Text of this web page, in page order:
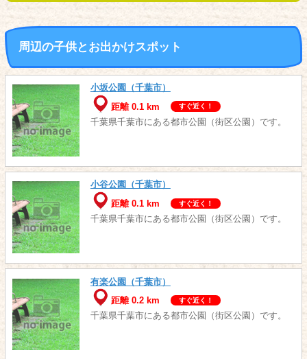
周辺の子供とお出かけスポット
小坂公園（千葉市）
距離 0.1 km
すぐ近く！
千葉県千葉市にある都市公園（街区公園）です。
小谷公園（千葉市）
距離 0.1 km
すぐ近く！
千葉県千葉市にある都市公園（街区公園）です。
有楽公園（千葉市）
距離 0.2 km
すぐ近く！
千葉県千葉市にある都市公園（街区公園）です。